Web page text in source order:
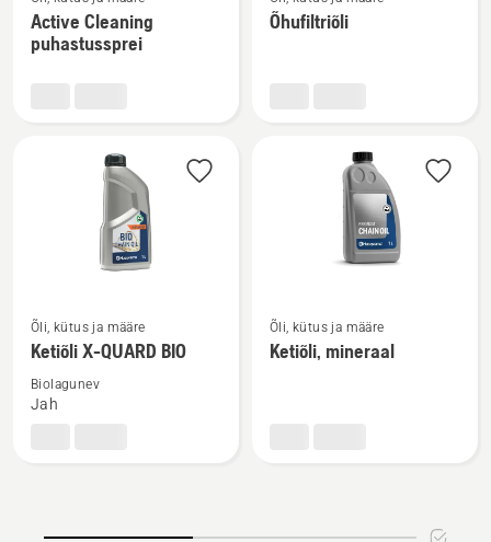
üksikasju
toote
Active Cleaning
puhastussprei
üksikasju
Õhufiltriõli
rohkem
üksikasju
toote
Ketiõli
Õli, kütus ja määre
Ketiõli X-QUARD BIO
Biolagunev
Jah
rohkem
üksikasju
Õli, kütus ja määre
Ketiõli, mineraal